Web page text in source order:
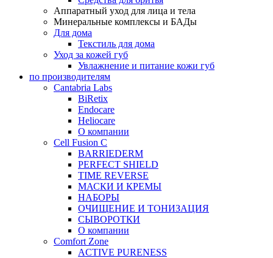
Аппаратный уход для лица и тела
Минеральные комплексы и БАДы
Для дома
Текстиль для дома
Уход за кожей губ
Увлажнение и питание кожи губ
по производителям
Cantabria Labs
BiRetix
Endocare
Heliocare
О компании
Cell Fusion C
BARRIEDERM
PERFECT SHIELD
TIME REVERSE
МАСКИ И КРЕМЫ
НАБОРЫ
ОЧИЩЕНИЕ И ТОНИЗАЦИЯ
СЫВОРОТКИ
О компании
Comfort Zone
ACTIVE PURENESS